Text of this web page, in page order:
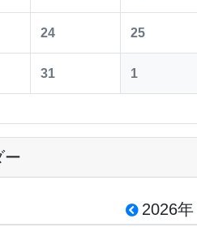
24 25
31 1
ー
2026年